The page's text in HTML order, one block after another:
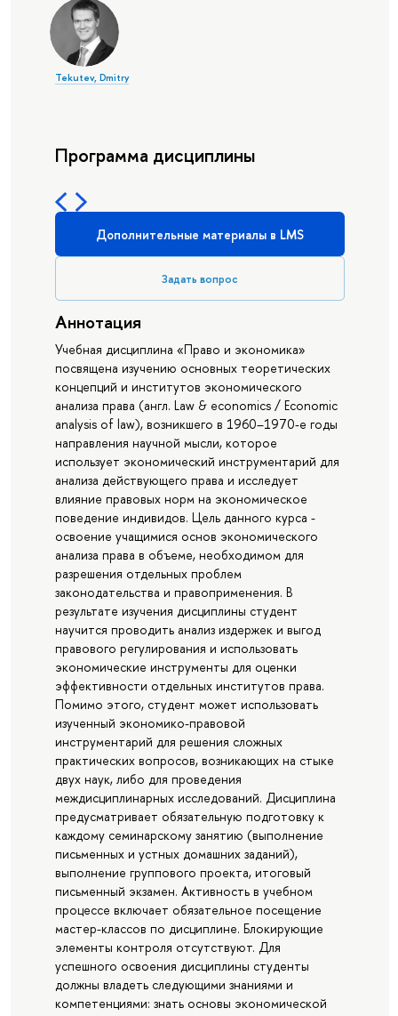
Tekutev, Dmitry
Программа дисциплины
Дополнительные материалы в LMS
Задать вопрос
Аннотация
Учебная дисциплина «Право и экономика»
посвящена изучению основных теоретических
концепций и институтов экономического
анализа права (англ. Law & economics / Economic
analysis of law), возникшего в 1960–1970-е годы
направления научной мысли, которое
использует экономический инструментарий для
анализа действующего права и исследует
влияние правовых норм на экономическое
поведение индивидов. Цель данного курса -
освоение учащимися основ экономического
анализа права в объеме, необходимом для
разрешения отдельных проблем
законодательства и правоприменения. В
результате изучения дисциплины студент
научится проводить анализ издержек и выгод
правового регулирования и использовать
экономические инструменты для оценки
эффективности отдельных институтов права.
Помимо этого, студент может использовать
изученный экономико-правовой
инструментарий для решения сложных
практических вопросов, возникающих на стыке
двух наук, либо для проведения
междисциплинарных исследований. Дисциплина
предусматривает обязательную подготовку к
каждому семинарскому занятию (выполнение
письменных и устных домашних заданий),
выполнение группового проекта, итоговый
письменный экзамен. Активность в учебном
процессе включает обязательное посещение
мастер-классов по дисциплине. Блокирующие
элементы контроля отсутствуют. Для
успешного освоения дисциплины студенты
должны владеть следующими знаниями и
компетенциями: знать основы экономической